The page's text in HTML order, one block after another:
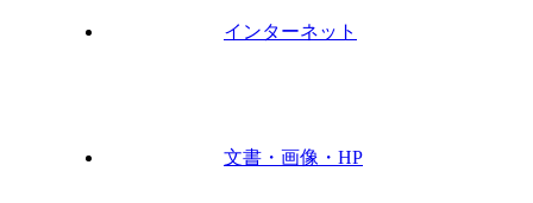
インターネット
文書・画像・HP